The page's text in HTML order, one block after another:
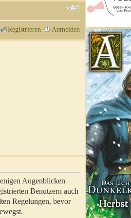
Registrieren Anmelden
Augenblicken
Benutzern auch
Regelungen, bevor